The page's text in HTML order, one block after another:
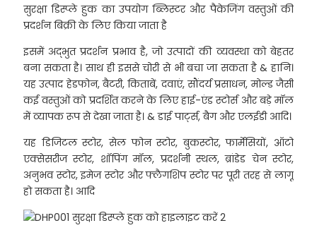
सुरक्षा डिस्प्ले हुक का उपयोग ब्लिस्टर और पैकेजिंग वस्तुओं की
प्रदर्शन बिक्री के लिए किया जाता है
इसमें अद्भुत प्रदर्शन प्रभाव है, जो उत्पादों की व्यवस्था को बेहतर
बना सकता है। साथ ही इससे चोरी से भी बचा जा सकता है & हानि।
यह उत्पाद हेडफोन, बैटरी, किताबें, दवाएं, सौंदर्य प्रसाधन, मोल्ड जैसी
कई वस्तुओं को प्रदर्शित करने के लिए हाई-एंड स्टोर्स और बड़े मॉल
में व्यापक रूप से देखा जाता है। & डाई पार्ट्स, बैग और एलईडी आदि।
यह डिजिटल स्टोर, सेल फोन स्टोर, बुकस्टोर, फार्मेसियों, ऑटो
एक्सेसरीज स्टोर, शॉपिंग मॉल, प्रदर्शनी स्थल, ब्रांडेड चेन स्टोर,
अनुभव स्टोर, इमेज स्टोर और फ्लैगशिप स्टोर पर पूरी तरह से लागू
हो सकता है। आदि